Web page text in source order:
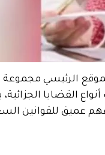
“الموقع الرئيسي
القضايا
عميق للقوانين